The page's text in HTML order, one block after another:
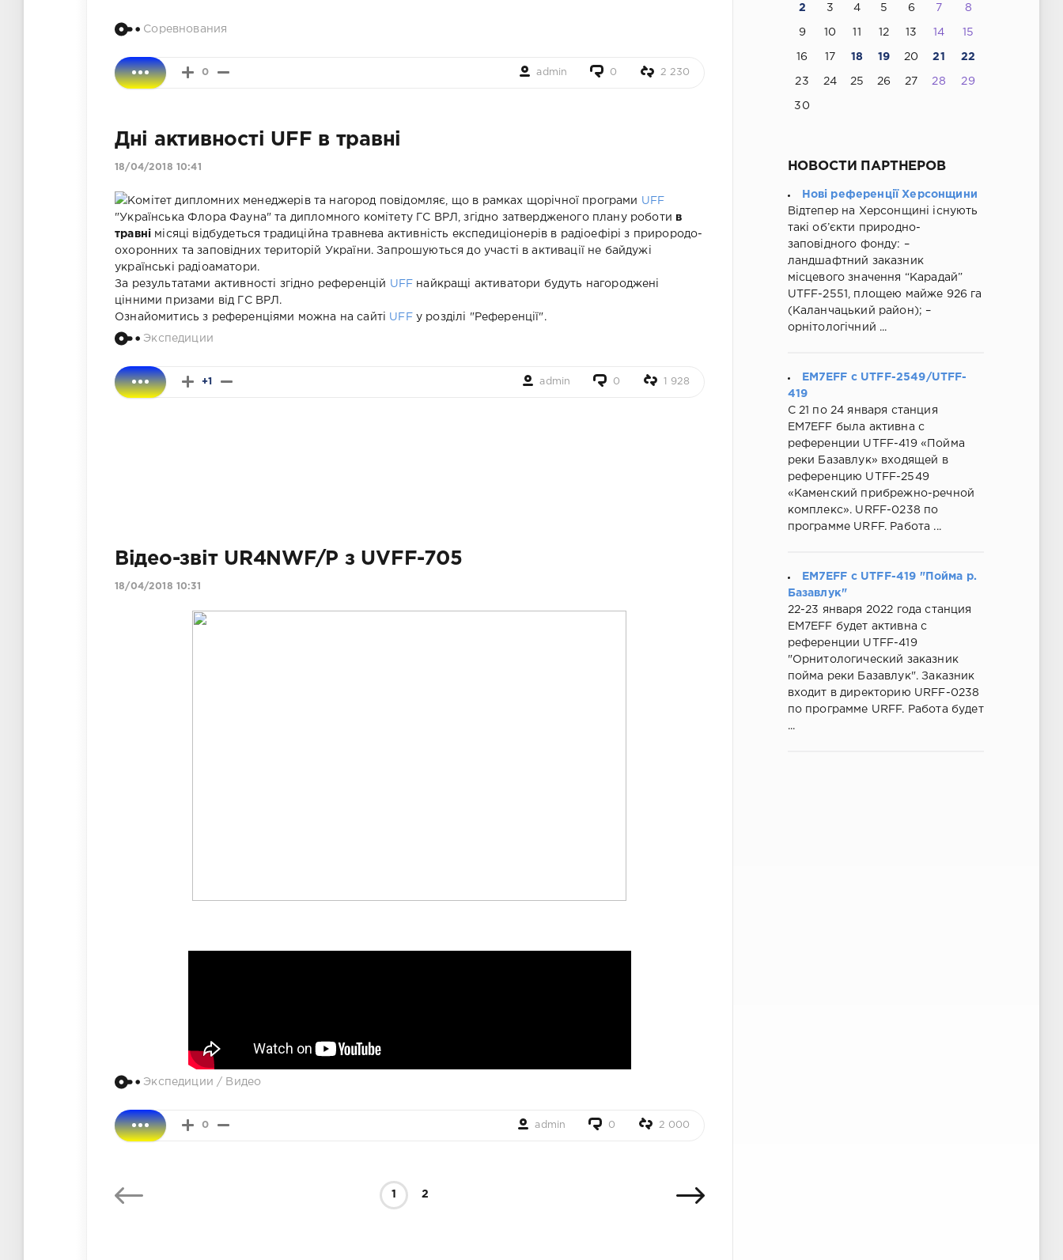
Соревнования
0 admin 0 2 230
Дні активності UFF в травні
18/04/2018 10:41
Комітет дипломних менеджерів та нагород повідомляє, що в рамках щорічної програми UFF
"Українська Флора Фауна" та дипломного комітету ГС ВРЛ, згідно затвердженого плану роботи в
травні місяці відбудеться традиційна травнева активність експедиціонерів в радіоефірі з прирородо-
охоронних та заповідних територій України. Запрошуються до участі в активації не байдужі
українські радіоаматори.
За результатами активності згідно референцій UFF найкращі активатори будуть нагороджені
цінними призами від ГС ВРЛ.
Ознайомитись з референціями можна на сайті UFF у розділі "Референції".
Экспедиции
+1 admin 0 1 928
Відео-звіт UR4NWF/P з UVFF-705
18/04/2018 10:31
Экспедиции / Видео
0 admin 0 2 000
1 2
2 3 4 5 6 7 8
9 10 12 13 14 15
16 17 18 19 20 21 22
23 24 25 26 27 28 29
30
НОВОСТИ ПАРТНЕРОВ
Нові референції Херсонщини
Відтепер на Херсонщині існують
такі об’єкти природно-
заповідного фонду: –
ландшафтний заказник
місцевого значення “Карадай”
UTFF-2551, площею майже 926 га
(Каланчацький район); –
орнітологічний ...
EM7EFF c UTFF-2549/UTFF-
419
C 21 по 24 января станция
EM7EFF была активна с
референции UTFF-419 «Пойма
реки Базавлук» входящей в
референцию UTFF-2549
«Каменский прибрежно-речной
комплекс». URFF-0238 по
программе URFF. Работа ...
EM7EFF с UTFF-419 "Пойма р.
Базавлук"
22-23 января 2022 года станция
EM7EFF будет активна с
референции UTFF-419
"Орнитологический заказник
пойма реки Базавлук". Заказник
входит в директорию URFF-0238
по программе URFF. Работа будет
...